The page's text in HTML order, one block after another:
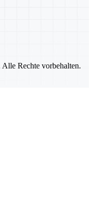
Rechte vorbehalten.